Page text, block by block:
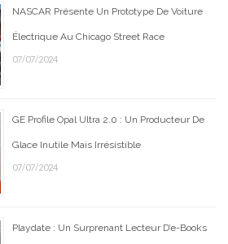
NASCAR Présente Un Prototype De Voiture
Électrique Au Chicago Street Race
07/07/2024
GE Profile Opal Ultra 2.0 : Un Producteur De
Glace Inutile Mais Irrésistible
07/07/2024
Playdate : Un Surprenant Lecteur D’e-Books